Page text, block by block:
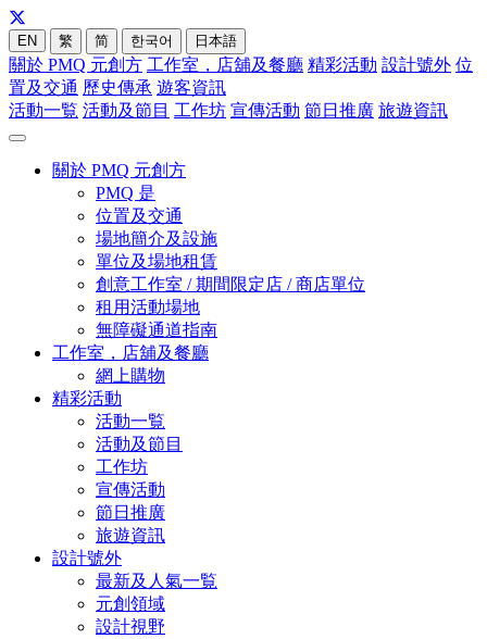
EN 繁 简 한국어 日本語
關於 PMQ 元創方 工作室，店舖及餐廳 精彩活動 設計號外 位
置及交通 歷史傳承 遊客資訊
活動一覧 活動及節目 工作坊 宣傳活動 節日推廣 旅遊資訊
關於 PMQ 元創方
PMQ 是
位置及交通
場地簡介及設施
單位及場地租賃
創意工作室 / 期間限定店 / 商店單位
租用活動場地
無障礙通道指南
工作室，店舖及餐廳
網上購物
精彩活動
活動一覧
活動及節目
工作坊
宣傳活動
節日推廣
旅遊資訊
設計號外
最新及人氣一覧
元創領域
設計視野